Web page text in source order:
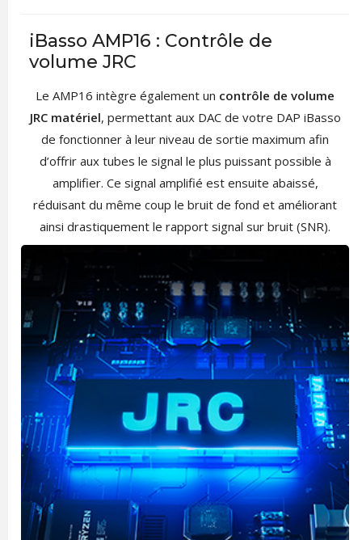
iBasso AMP16 : Contrôle de
volume JRC
Le AMP16 intègre également un contrôle de volume
JRC matériel, permettant aux DAC de votre DAP iBasso
de fonctionner à leur niveau de sortie maximum afin
d’offrir aux tubes le signal le plus puissant possible à
amplifier. Ce signal amplifié est ensuite abaissé,
réduisant du même coup le bruit de fond et améliorant
ainsi drastiquement le rapport signal sur bruit (SNR).